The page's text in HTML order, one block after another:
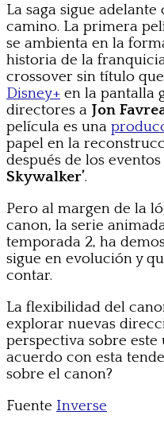
La saga sigue
camino. La primera
se ambienta en la
historia de la
crossover sin título
Disney+ en la pantalla
directores a Jon
película es una
papel en la
después de los eventos
Skywalker’.
Pero al margen de la
canon, la serie
temporada 2, ha
sigue en evolución y
contar.
La flexibilidad del
explorar nuevas
perspectiva sobre este
acuerdo con esta
sobre el canon?
Fuente Inverse